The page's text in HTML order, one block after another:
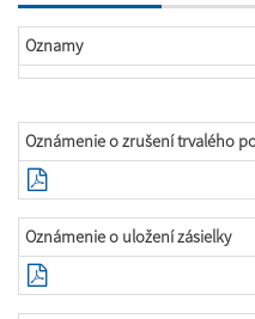
Oznamy
Oznámenie o zrušení trvalého
Oznámenie o uložení zásielky